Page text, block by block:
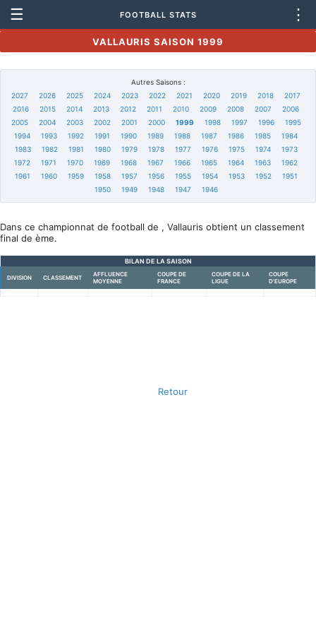
☰ FOOTBALL STATS ⋮
VALLAURIS SAISON 1999
Autres Saisons :
2027
2026 2025 2024 2023 2022 2021 2020 2019 2018
2017
2016
2015 2014 2013 2012 2011 2010 2009 2008 2007
2006
2005
2004 2003 2002 2001 2000 1999 1998 1997 1996
1995
1994
1993 1992 1991 1990 1989 1988 1987 1986 1985
1984
1983
1982 1981 1980 1979 1978 1977 1976 1975 1974
1973
1972
1971 1970 1969 1968 1967 1966 1965 1964 1963
1962
1961
1960 1959 1958 1957 1956 1955 1954 1953 1952
1951
1950
1949 1948 1947 1946
Dans ce championnat de football de , Vallauris obtient un classement
final de ème.
BILAN DE LA SAISON
DIVISION CLASSEMENT
AFFLUENCE
MOYENNE
COUPE DE
FRANCE
COUPE DE LA
LIGUE
COUPE
D'EUROPE
Retour